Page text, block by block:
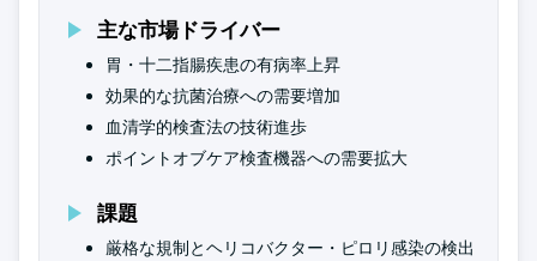
主な市場ドライバー
胃・十二指腸疾患の有病率上昇
効果的な抗菌治療への需要増加
血清学的検査法の技術進歩
ポイントオブケア検査機器への需要拡大
課題
厳格な規制とヘリコバクター・ピロリ感染の検出